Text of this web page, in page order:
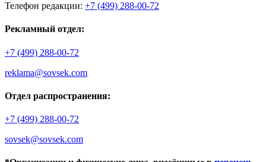
Телефон редакции: +7 (499) 288-00-72
Рекламный отдел:
+7 (499) 288-00-72
reklama@sovsek.com
Отдел распространения:
+7 (499) 288-00-72
sovsek@sovsek.com